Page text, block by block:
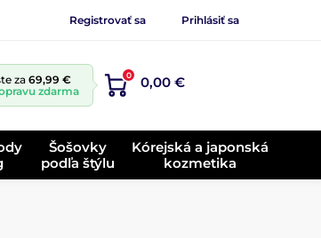
Registrovať sa Prihlásiť sa
za 69,99 €
zdarma
0 0,00 €
Šošovky
podľa štýlu
Kórejská a japonská
kozmetika